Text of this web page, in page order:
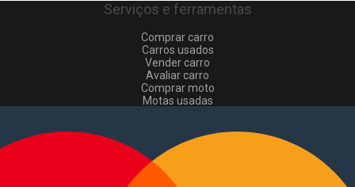
Serviços e ferramentas
Comprar carro
Carros usados
Vender carro
Avaliar carro
Comprar moto
Motas usadas
Comerciais usados
Vender comerciais
Informações